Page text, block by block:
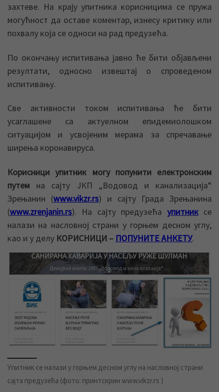
захтеве. На крају упитника корисницима се пружа
могућност да оставе коментар, изнесу критику или
похвалу која се односи на рад предузећа.
По окончању испитивања јавно ће бити објављени
резултати, односно извештај о спроведеном
испитивању.
Све активности током испитивања ће бити
усаглашене са актуелном епидемиолошком
ситуацијом и усвојеним мерама за спречавање
ширења коронавируса.
Корисници упитник могу попунити електронским
путем на сајту ЈКП „Водовод и канализација“
Зрењанин (www.vikzr.rs) и сајту Града Зрењанина
(www.zrenjanin.rs). На сајту предузећа упитниксе
налази на насловној страни у горњем десном углу,
као и у делу КОРИСНИЦИ – ПОПУНИТЕ АНКЕТУ.
Упитник се налази у горњем десном углу на насловној страни
сајта предузећа (фото: принтскрин www.vikzr.rs )